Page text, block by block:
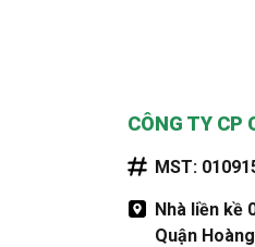
CÔNG TY CP
MST:
Nhà liền kề
Quận